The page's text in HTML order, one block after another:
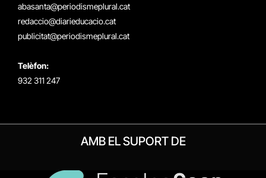
abasanta@periodismeplural.cat
redaccio@diarieducacio.cat
publicitat@periodismeplural.cat
Telèfon:
932 311 247
AMB EL SUPORT DE